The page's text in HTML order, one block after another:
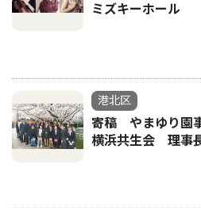
ミズキーホール
港北区
寄稿 やまゆり園
横浜共生会 理事